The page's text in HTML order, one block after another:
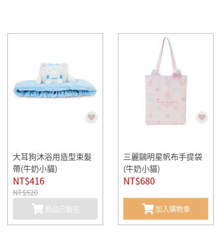
大耳狗沐浴用造型束髮
帶(牛奶小貓)
NT$416
NT$520
商品已售完
三麗鷗明星帆布手提袋
(牛奶小貓)
NT$680
加入購物車